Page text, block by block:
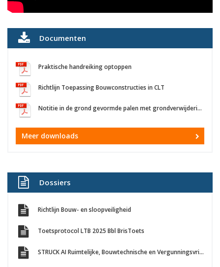
Documenten
Praktische handreiking optoppen
Richtlijn Toepassing Bouwconstructies in CLT
Notitie in de grond gevormde palen met grondverwijdering, versie november 2021
Meer downloads
Dossiers
Richtlijn Bouw- en sloopveiligheid
Toetsprotocol LTB 2025 Bbl BrisToets
STRUCK AI Ruimtelijke, Bouwtechnische en Vergunningsvrij Bouwen toetsing